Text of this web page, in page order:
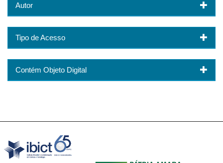
Autor
Tipo de Acesso
Contém Objeto Digital